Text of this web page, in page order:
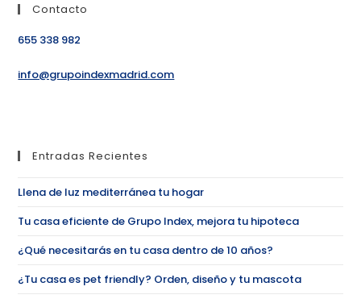
Contacto
655 338 982
info@grupoindexmadrid.com
Entradas Recientes
Llena de luz mediterránea tu hogar
Tu casa eficiente de Grupo Index, mejora tu hipoteca
¿Qué necesitarás en tu casa dentro de 10 años?
¿Tu casa es pet friendly? Orden, diseño y tu mascota